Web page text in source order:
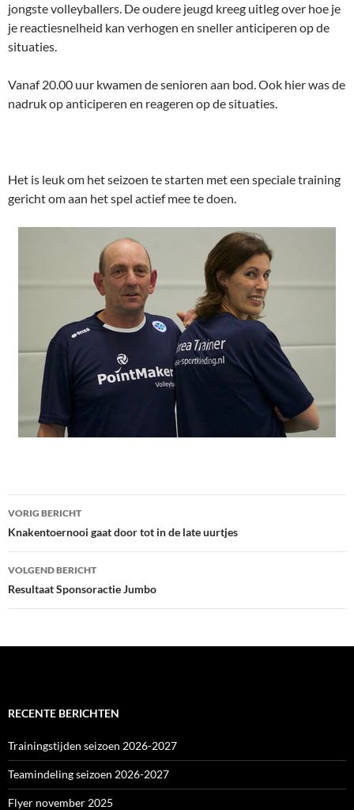
jongste volleyballers. De oudere jeugd kreeg uitleg over hoe je
je reactiesnelheid kan verhogen en sneller anticiperen op de
situaties.
Vanaf 20.00 uur kwamen de senioren aan bod. Ook hier was de
nadruk op anticiperen en reageren op de situaties.
Het is leuk om het seizoen te starten met een speciale training
gericht om aan het spel actief mee te doen.
Bericht
navigatie
VORIG BERICHT
Knakentoernooi gaat door tot in de late uurtjes
VOLGEND BERICHT
Resultaat Sponsoractie Jumbo
RECENTE BERICHTEN
Trainingstijden seizoen 2026-2027
Teamindeling seizoen 2026-2027
Flyer november 2025